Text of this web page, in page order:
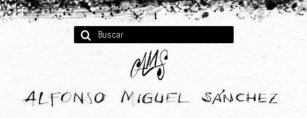
Buscar
por: